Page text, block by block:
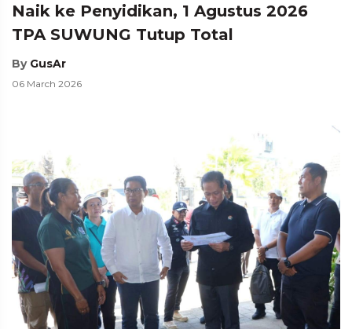
Naik ke Penyidikan, 1 Agustus 2026
TPA SUWUNG Tutup Total
By GusAr
06 March 2026